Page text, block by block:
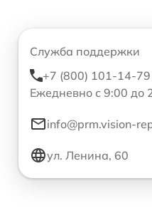
Служба поддержки
+7 (800) 101-14-79
Ежедневно с 9:00 до
info@prm.vision-
ул. Ленина, 60